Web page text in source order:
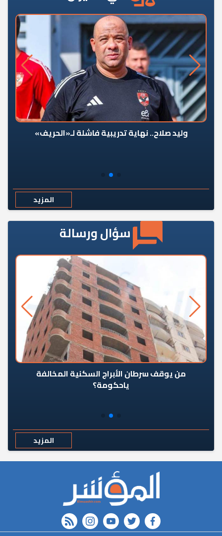
وليد صلاح.. نهاية تدريبية فاشلة لـ«الحريف»
المزيد
سؤال ورسالة
من يوقف سرطان الأبراج السكنية المخالفة
ياحكومة؟
المزيد
FACEBOOK
twitter
youtube
instagram
rss feed